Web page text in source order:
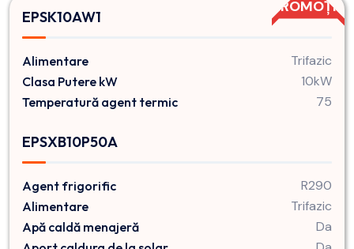
PROMOȚIE
EPSK10AW1
Alimentare Trifazic
Clasa Putere kW 10kW
Temperatură agent termic 75
EPSXB10P50A
Agent frigorific R290
Alimentare Trifazic
Apă caldă menajeră Da